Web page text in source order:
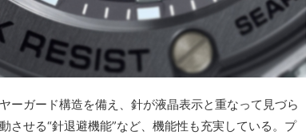
ーガード構造を備え、針が液晶表示と重なって見づら
させる“針退避機能”など、機能性も充実している。プ